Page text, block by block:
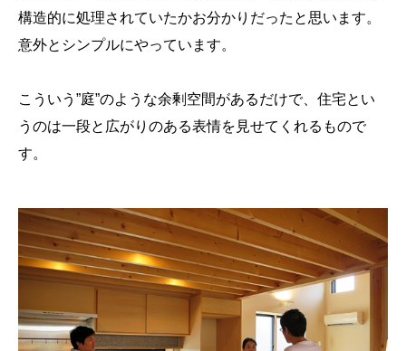
構造的に処理されていたかお分かりだったと思います。
意外とシンプルにやっています。
こういう”庭”のような余剰空間があるだけで、住宅とい
うのは一段と広がりのある表情を見せてくれるもので
す。